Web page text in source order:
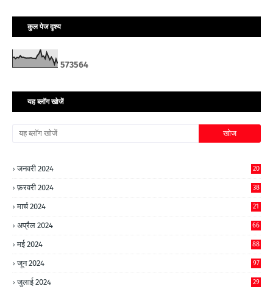
कुल पेज दृश्य
573564
यह ब्लॉग खोजें
जनवरी 2024 20
फ़रवरी 2024 38
मार्च 2024 21
अप्रैल 2024 66
मई 2024 88
जून 2024 97
जुलाई 2024 29